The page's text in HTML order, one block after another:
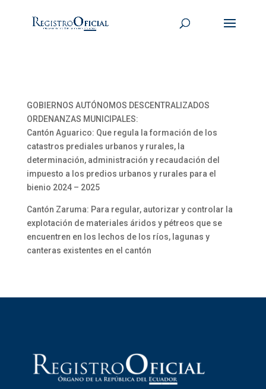
GOBIERNOS AUTÓNOMOS DESCENTRALIZADOS
ORDENANZAS MUNICIPALES:
Cantón Aguarico: Que regula la formación de los
catastros prediales urbanos y rurales, la
determinación, administración y recaudación del
impuesto a los predios urbanos y rurales para el
bienio 2024 – 2025
Cantón Zaruma: Para regular, autorizar y controlar la
explotación de materiales áridos y pétreos que se
encuentren en los lechos de los ríos, lagunas y
canteras existentes en el cantón